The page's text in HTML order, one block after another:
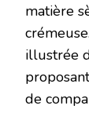
matière
illustrée
de